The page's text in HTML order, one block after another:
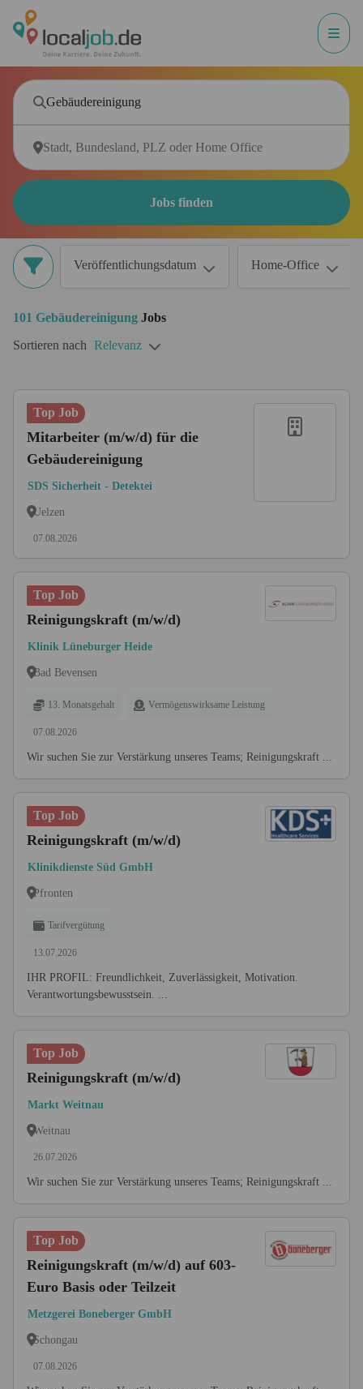
Jobs finden
Veröffentlichungsdatum Home-Office
101 Gebäudereinigung Jobs
Sortieren nach Relevanz
Top Job
Mitarbeiter (m/w/d) für die
Gebäudereinigung
SDS Sicherheit - Detektei
Uelzen
07.08.2026
Top Job
Reinigungskraft (m/w/d)
Klinik Lüneburger Heide
Bad Bevensen
13. Monatsgehalt Vermögenswirksame Leistung
07.08.2026
Wir suchen Sie zur Verstärkung unseres Teams; Reinigungskraft ...
Top Job
Reinigungskraft (m/w/d)
Klinikdienste Süd GmbH
Pfronten
Tarifvergütung
13.07.2026
IHR PROFIL: Freundlichkeit, Zuverlässigkeit, Motivation.
Verantwortungs­bewusstsein. ...
Top Job
Reinigungskraft (m/w/d)
Markt Weitnau
Weitnau
26.07.2026
Wir suchen Sie zur Verstärkung unseres Teams; Reinigungskraft ...
Top Job
Reinigungskraft (m/w/d) auf 603-
Euro Basis oder Teilzeit
Metzgerei Boneberger GmbH
Schongau
07.08.2026